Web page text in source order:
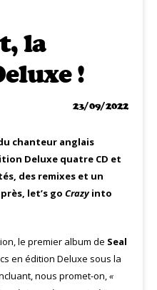
la
!
23/09/2022
chanteur anglais
Deluxe quatre CD et
des remixes et un
let’s go Crazyinto
le premier album de Seal
en édition Deluxe sous la
nous promet-on,«